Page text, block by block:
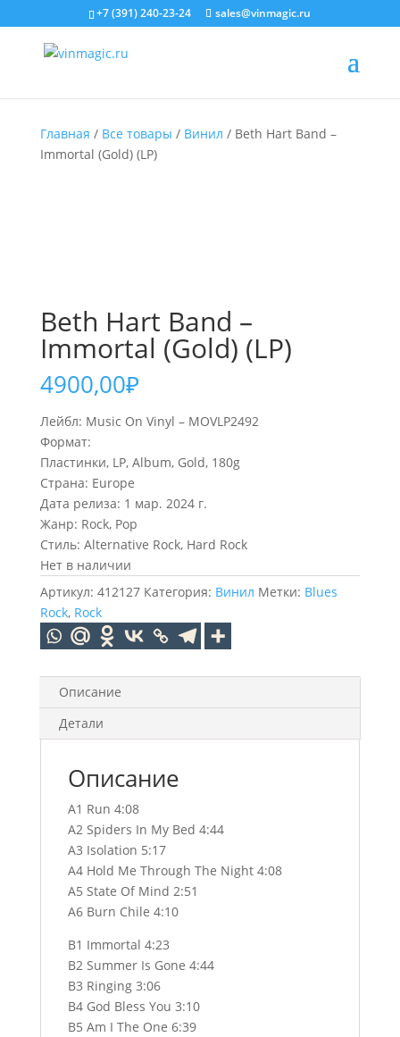
+7 (391) 240-23-24 sales@vinmagic.ru
Главная / Все товары / Винил / Beth Hart Band –
Immortal (Gold) (LP)
Beth Hart Band –
Immortal (Gold) (LP)
4900,00₽
Лейбл: Music On Vinyl – MOVLP2492
Формат:
Пластинки, LP, Album, Gold, 180g
Страна: Europe
Дата релиза: 1 мар. 2024 г.
Жанр: Rock, Pop
Стиль: Alternative Rock, Hard Rock
Нет в наличии
Артикул: 412127 Категория: Винил Метки: Blues
Rock, Rock
Описание
Детали
Описание
A1 Run 4:08
A2 Spiders In My Bed 4:44
A3 Isolation 5:17
A4 Hold Me Through The Night 4:08
A5 State Of Mind 2:51
A6 Burn Chile 4:10
B1 Immortal 4:23
B2 Summer Is Gone 4:44
B3 Ringing 3:06
B4 God Bless You 3:10
B5 Am I The One 6:39